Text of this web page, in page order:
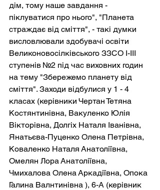
дім, тому наше завдання -
піклуватися про нього", "Планета
страждає від сміття", - такі думки
висловлювали здобувачі освіти
Великоновосілківського ЗЗСО І-ІІІ
ступенів №2 під час виховних годин
на тему "Збережемо планету від
сміття". Заходи відбулися у 1 - 4
класах (керівники Чертан Тетяна
Костянтинівна, Вакуленко Юлія
Вікторівна, Долгіх Наталя Іванівна,
Янатьєва-Пуценко Олена Петрівна,
Коваленко Наталя Анатоліївна,
Омелян Лора Анатоліївна,
Чмихалова Олена Аркадіївна, Опока
Галина Валнтинівна ), 6-А (керівник